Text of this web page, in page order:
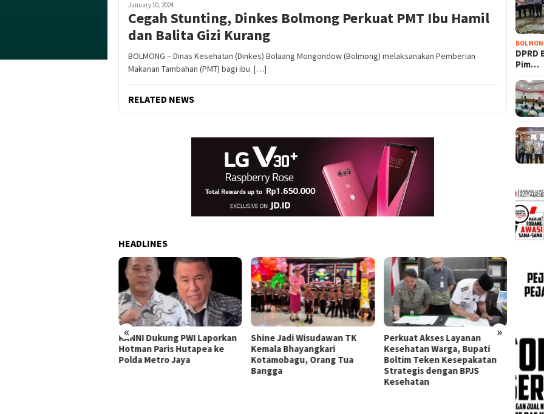
January 10, 2024
Cegah Stunting, Dinkes Bolmong Perkuat PMT Ibu Hamil
dan Balita Gizi Kurang
BOLMONG – Dinas Kesehatan (Dinkes) Bolaang Mongondow (Bolmong) melaksanakan Pemberian
Makanan Tambahan (PMT) bagi ibu […]
RELATED NEWS
HEADLINES
« »
KANNI Dukung PWI Laporkan
Hotman Paris Hutapea ke
Polda Metro Jaya
Shine Jadi Wisudawan TK
Kemala Bhayangkari
Kotamobagu, Orang Tua
Bangga
Perkuat Akses Layanan
Kesehatan Warga, Bupati
Boltim Teken Kesepakatan
Strategis dengan BPJS
Kesehatan
XIII/
DPRD
Pim…